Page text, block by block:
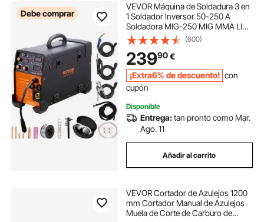
cuchilla cortadora de patatas
cuchillo cortador de patatas
cortadora 8 en uno cortadora baldosas
cuchillas cortador patatas
cuchilla cortadora patatas
Debe comprar
VEVOR Máquina de Soldadura 3 en
1 Soldador Inversor 50-250 A
Soldadora MIG-250 MIG MMA LIFT
TIG de Pantalla Digital 2,2-12 m/min
Grosor del Cable de 0,6 mm 0,8
mm 1 mm para Aleación Acero
Hierro
(600)
23990€
¡Extra6% de descuento! con
cupón
Disponible
Entrega:tan pronto como Mar.
Ago. 11
Añadir al carrito
VEVOR Cortador de Azulejos 1200
mm Cortador Manual de Azulejos
Muela de Corte de Carburo de